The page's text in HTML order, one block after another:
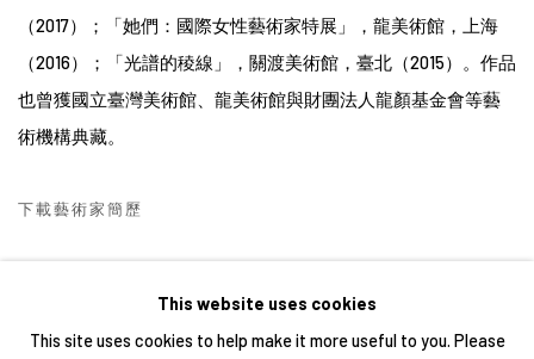
（2017）；「她們：國際女性藝術家特展」，龍美術館，上海
（2016）；「光譜的稜線」，關渡美術館，臺北（2015）。作品
也曾獲國立臺灣美術館、龍美術館與財團法人龍顏基金會等藝
術機構典藏。
下載藝術家簡歷
This website uses cookies
This site uses cookies to help make it more useful to you. Please